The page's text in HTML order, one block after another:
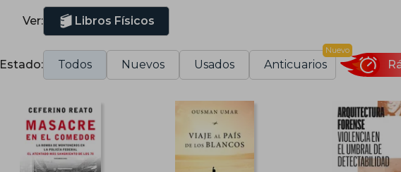
Ver: Libros Físicos
Estado: Todos Nuevos Usados Anticuarios
Nuevo